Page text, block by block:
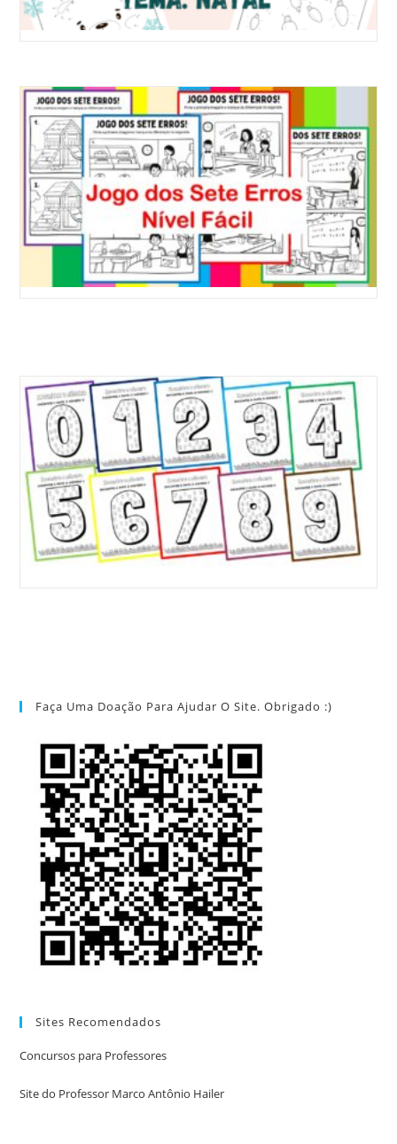
Faça Uma Doação Para Ajudar O Site. Obrigado :)
Sites Recomendados
Concursos para Professores
Site do Professor Marco Antônio Hailer